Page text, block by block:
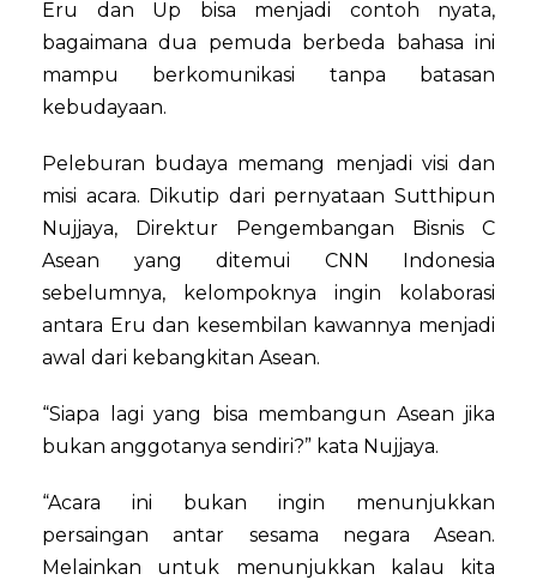
Eru dan Up bisa menjadi contoh nyata,
bagaimana dua pemuda berbeda bahasa ini
mampu berkomunikasi tanpa batasan
kebudayaan.
Peleburan budaya memang menjadi visi dan
misi acara. Dikutip dari pernyataan Sutthipun
Nujjaya, Direktur Pengembangan Bisnis C
Asean yang ditemui CNN Indonesia
sebelumnya, kelompoknya ingin kolaborasi
antara Eru dan kesembilan kawannya menjadi
awal dari kebangkitan Asean.
“Siapa lagi yang bisa membangun Asean jika
bukan anggotanya sendiri?” kata Nujjaya.
“Acara ini bukan ingin menunjukkan
persaingan antar sesama negara Asean.
Melainkan untuk menunjukkan kalau kita